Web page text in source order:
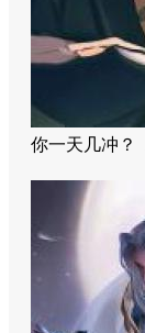
你一天几冲？